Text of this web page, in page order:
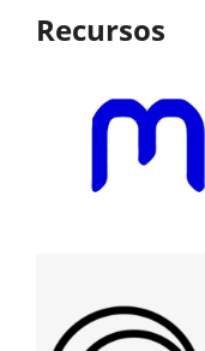
Recursos